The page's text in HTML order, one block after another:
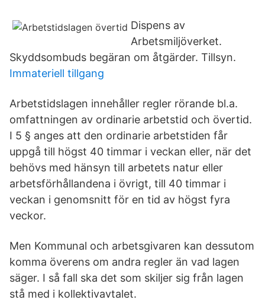
Dispens av
Arbetsmiljöverket.
Skyddsombuds begäran om åtgärder. Tillsyn.
Immateriell tillgang
Arbetstidslagen innehåller regler rörande bl.a.
omfattningen av ordinarie arbetstid och övertid.
I 5 § anges att den ordinarie arbetstiden får
uppgå till högst 40 timmar i veckan eller, när det
behövs med hänsyn till arbetets natur eller
arbetsförhållandena i övrigt, till 40 timmar i
veckan i genomsnitt för en tid av högst fyra
veckor.
Men Kommunal och arbetsgivaren kan dessutom
komma överens om andra regler än vad lagen
säger. I så fall ska det som skiljer sig från lagen
stå med i kollektivavtalet.